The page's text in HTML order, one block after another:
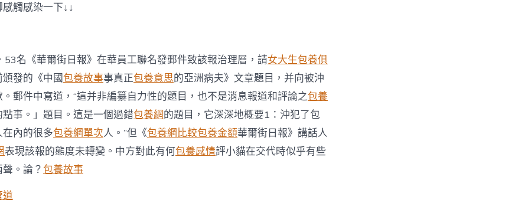
觸感染一下↓↓
53名《華爾街日報》在華員工聯名發郵件致該報治理層，請女大生包養俱
發的《中國包養故事事真正包養意思的亞洲病夫》文章題目，并向被沖
。郵件中寫道，“這并非編纂自力性的題目，也不是消息報道和評論之包養
點事。」題目。這是一個過錯包養網的題目，它深深地概要1：沖犯了包
在內的很多包養網單次人。”但《包養網比較包養金額華爾街日報》講話人
表現該報的態度未轉變。中方對此有何包養感情評小貓在交代時似乎有些
。論？包養故事
道